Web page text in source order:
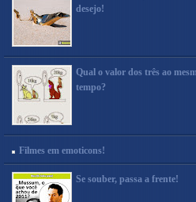
desejo!
Qual o valor dos três ao
tempo?
Filmes em emoticons!
Se souber, passa a frente!